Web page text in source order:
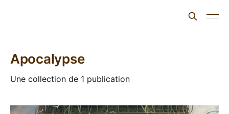
Apocalypse
Une collection de 1 publication